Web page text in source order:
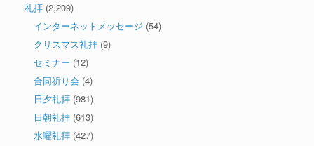
礼拝 (2,209)
インターネットメッセージ (54)
クリスマス礼拝 (9)
セミナー (12)
合同祈り会 (4)
日夕礼拝 (981)
日朝礼拝 (613)
水曜礼拝 (427)